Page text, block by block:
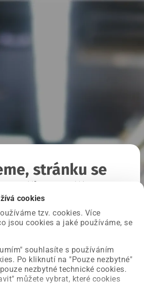
cookies
tzv. cookies. Více
jsou cookies a jaké používáme, se
souhlasíte s používáním
Po kliknutí na "Pouze nezbytné"
nezbytné technické cookies.
můžete vybrat, které cookies
stránku se
na naší straně a už ji opravujeme.
načíst požadovanou stránku.
Úvodní strana